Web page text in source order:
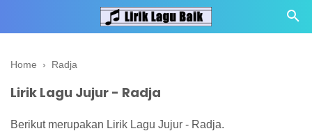
Home › Radja
Lirik Lagu Jujur - Radja
Berikut merupakan Lirik Lagu Jujur - Radja.